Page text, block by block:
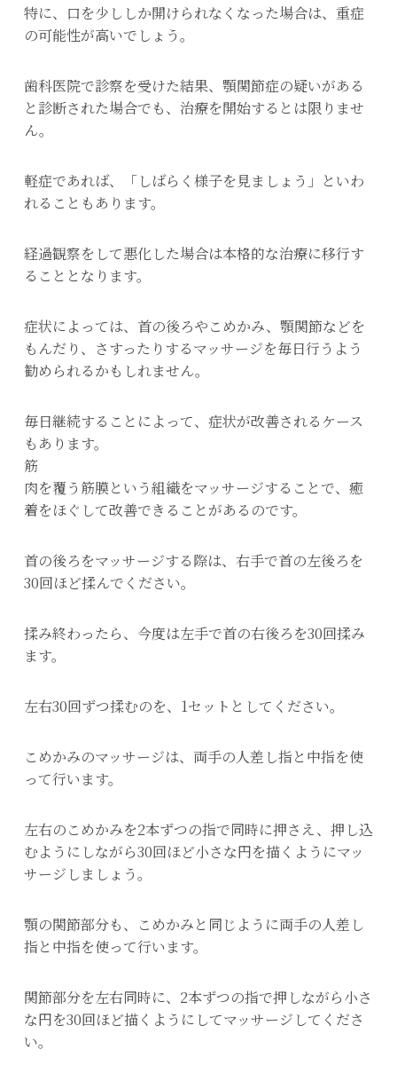
特に、口を少ししか開けられなくなった場合は、重症
の可能性が高いでしょう。
歯科医院で診察を受けた結果、顎関節症の疑いがある
と診断された場合でも、治療を開始するとは限りませ
ん。
軽症であれば、「しばらく様子を見ましょう」といわ
れることもあります。
経過観察をして悪化した場合は本格的な治療に移行す
ることとなります。
症状によっては、首の後ろやこめかみ、顎関節などを
もんだり、さすったりするマッサージを毎日行うよう
勧められるかもしれません。
毎日継続することによって、症状が改善されるケース
もあります。
筋
肉を覆う筋膜という組織をマッサージすることで、癒
着をほぐして改善できることがあるのです。
首の後ろをマッサージする際は、右手で首の左後ろを
30回ほど揉んでください。
揉み終わったら、今度は左手で首の右後ろを30回揉み
ます。
左右30回ずつ揉むのを、1セットとしてください。
こめかみのマッサージは、両手の人差し指と中指を使
って行います。
左右のこめかみを2本ずつの指で同時に押さえ、押し込
むようにしながら30回ほど小さな円を描くようにマッ
サージしましょう。
顎の関節部分も、こめかみと同じように両手の人差し
指と中指を使って行います。
関節部分を左右同時に、2本ずつの指で押しながら小さ
な円を30回ほど描くようにしてマッサージしてくださ
い。